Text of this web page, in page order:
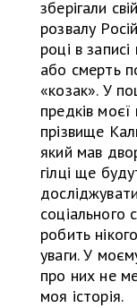
зберігали
розвалу
році в
або смерть
«козак». У
предків
прізвище
який мав
гілці ще
соціального
робить
уваги. У
про них не
моя історія.